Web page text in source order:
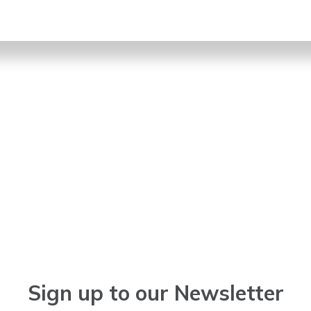
Sign up to our Newsletter